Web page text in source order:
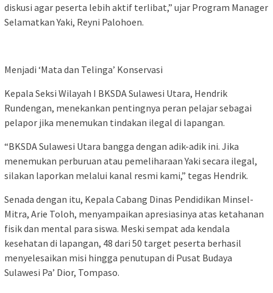
diskusi agar peserta lebih aktif terlibat,” ujar Program Manager
Selamatkan Yaki, Reyni Palohoen.
Menjadi ‘Mata dan Telinga’ Konservasi
Kepala Seksi Wilayah I BKSDA Sulawesi Utara, Hendrik
Rundengan, menekankan pentingnya peran pelajar sebagai
pelapor jika menemukan tindakan ilegal di lapangan.
“BKSDA Sulawesi Utara bangga dengan adik-adik ini. Jika
menemukan perburuan atau pemeliharaan Yaki secara ilegal,
silakan laporkan melalui kanal resmi kami,” tegas Hendrik.
Senada dengan itu, Kepala Cabang Dinas Pendidikan Minsel-
Mitra, Arie Toloh, menyampaikan apresiasinya atas ketahanan
fisik dan mental para siswa. Meski sempat ada kendala
kesehatan di lapangan, 48 dari 50 target peserta berhasil
menyelesaikan misi hingga penutupan di Pusat Budaya
Sulawesi Pa’ Dior, Tompaso.